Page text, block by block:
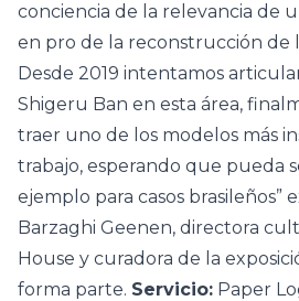
conciencia de la relevancia de
en pro de la reconstrucción de
Desde 2019 intentamos
Shigeru Ban en esta área,
traer uno de los modelos más
trabajo, esperando que pueda
ejemplo para casos brasileños”
Barzaghi Geenen, directora
House y curadora de la
forma parte. Servicio: Paper